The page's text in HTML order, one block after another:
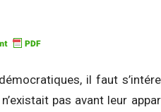
il faut
pas avant leur